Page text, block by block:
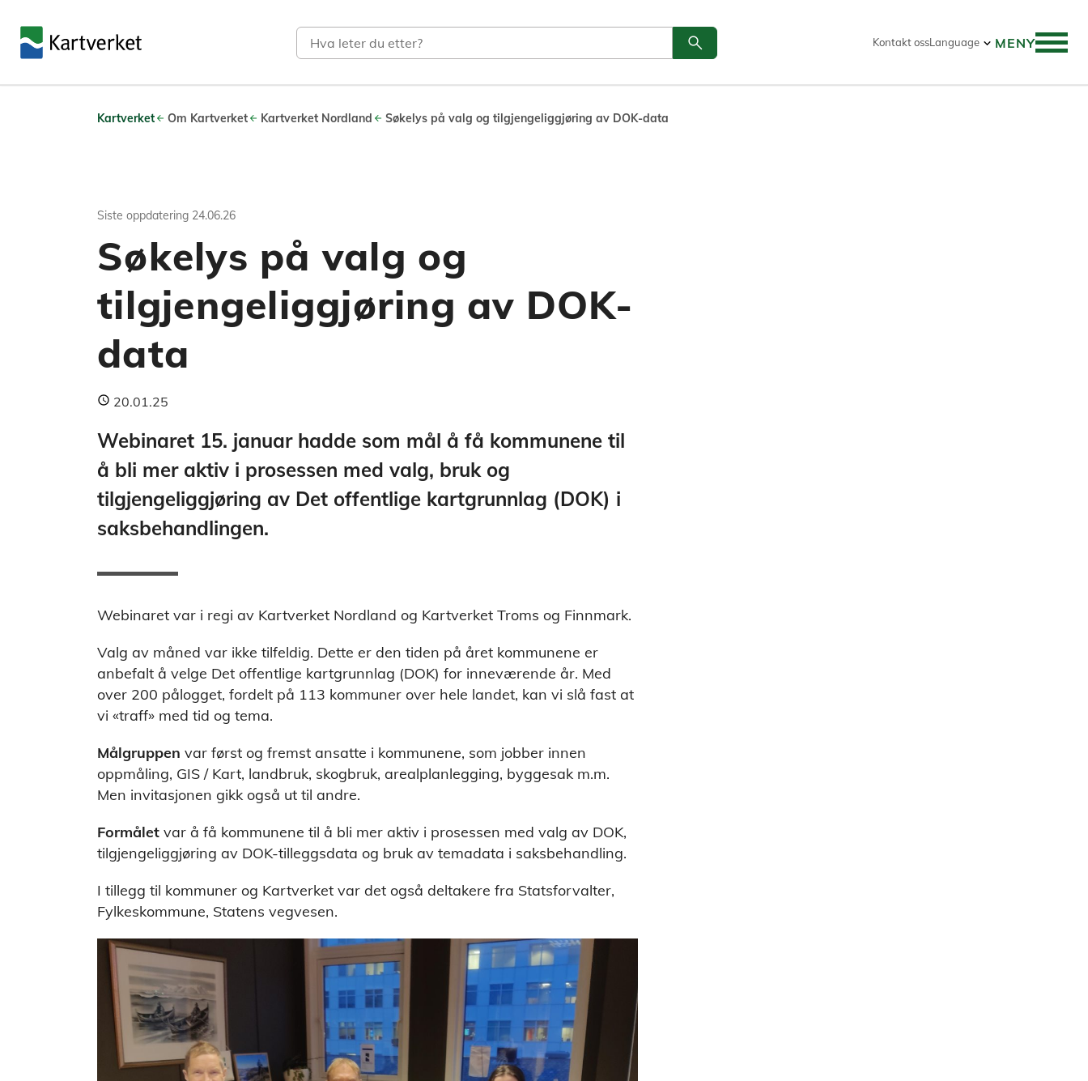
Søk
Søk
search Kontakt ossLanguage MENY
Kartverket Om Kartverket Kartverket Nordland Søkelys på valg og tilgjengeliggjøring av DOK-data
Siste oppdatering 24.06.26
Søkelys på valg og
tilgjengeliggjøring av DOK-
data
20.01.25
Webinaret 15. januar hadde som mål å få kommunene til
å bli mer aktiv i prosessen med valg, bruk og
tilgjengeliggjøring av Det offentlige kartgrunnlag (DOK) i
saksbehandlingen.
Webinaret var i regi av Kartverket Nordland og Kartverket Troms og Finnmark.
Valg av måned var ikke tilfeldig. Dette er den tiden på året kommunene er
anbefalt å velge Det offentlige kartgrunnlag (DOK) for inneværende år. Med
over 200 pålogget, fordelt på 113 kommuner over hele landet, kan vi slå fast at
vi «traff» med tid og tema.
Målgruppen var først og fremst ansatte i kommunene, som jobber innen
oppmåling, GIS / Kart, landbruk, skogbruk, arealplanlegging, byggesak m.m.
Men invitasjonen gikk også ut til andre.
Formålet var å få kommunene til å bli mer aktiv i prosessen med valg av DOK,
tilgjengeliggjøring av DOK-tilleggsdata og bruk av temadata i saksbehandling.
I tillegg til kommuner og Kartverket var det også deltakere fra Statsforvalter,
Fylkeskommune, Statens vegvesen.